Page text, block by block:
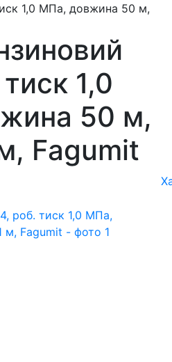
1,0 МПа, довжина 50 м,
1,0
50 м,
Fagumit